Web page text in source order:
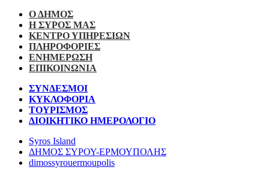
Ο ΔΗΜΟΣ
Η ΣΥΡΟΣ ΜΑΣ
ΚΕΝΤΡΟ ΥΠΗΡΕΣΙΩΝ
ΠΛΗΡΟΦΟΡΙΕΣ
ΕΝΗΜΕΡΩΣΗ
ΕΠΙΚΟΙΝΩΝΙΑ
ΣΥΝΔΕΣΜΟΙ
ΚΥΚΛΟΦΟΡΙΑ
ΤΟΥΡΙΣΜΟΣ
ΔΙΟΙΚΗΤΙΚΟ ΗΜΕΡΟΛΟΓΙΟ
Syros Island
ΔΗΜΟΣ ΣΥΡΟΥ-ΕΡΜΟΥΠΟΛΗΣ
dimossyrouermoupolis